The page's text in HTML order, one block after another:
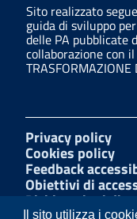
Il sito utilizza i
Sito realizzato
guida di sviluppo
delle PA pubblicate
collaborazione con il
TRASFORMAZIONE
Privacy policy
Cookies policy
Feedback
Obiettivi di
Dichiarazioni di